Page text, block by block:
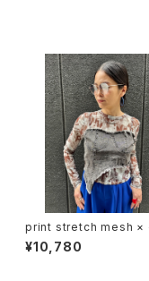
print stretch mesh ×
docking design tops トップ
ス ストレッチ メッシュ デ
¥10,780